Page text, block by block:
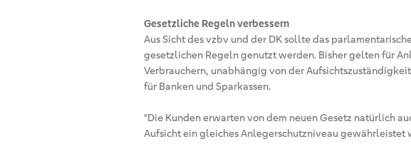
Gesetzliche Regeln verbessern
Aus Sicht des vzbv und der DK sollte das
gesetzlichen Regeln genutzt werden. Bisher gelten für
Verbrauchern, unabhängig von der
für Banken und Sparkassen.
"Die Kunden erwarten von dem neuen Gesetz natürlich
Aufsicht ein gleiches Anlegerschutzniveau gewährleistet